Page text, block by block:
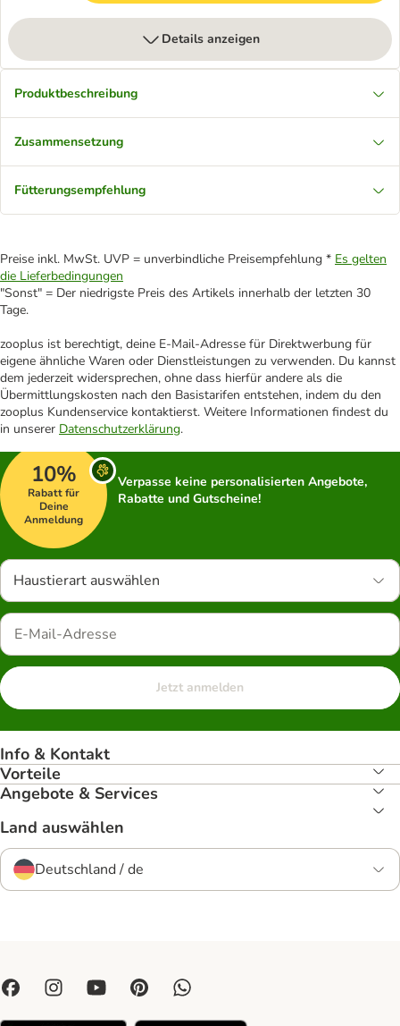
Details anzeigen
Produktbeschreibung
Zusammensetzung
Fütterungsempfehlung
Preise inkl. MwSt. UVP = unverbindliche Preisempfehlung * Es gelten
die Lieferbedingungen
"Sonst" = Der niedrigste Preis des Artikels innerhalb der letzten 30
Tage.
zooplus ist berechtigt, deine E-Mail-Adresse für Direktwerbung für
eigene ähnliche Waren oder Dienstleistungen zu verwenden. Du kannst
dem jederzeit widersprechen, ohne dass hierfür andere als die
Übermittlungskosten nach den Basistarifen entstehen, indem du den
zooplus Kundenservice kontaktierst. Weitere Informationen findest du
in unserer Datenschutzerklärung.
10%
Rabatt für
Deine
Anmeldung
Verpasse keine personalisierten Angebote,
Rabatte und Gutscheine!
Haustierart auswählen
Jetzt anmelden
Info & Kontakt
Vorteile
Angebote & Services
Land auswählen
Deutschland / de